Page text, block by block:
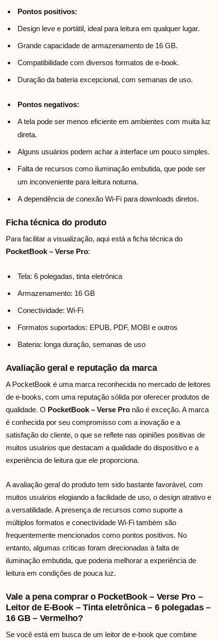
Pontos positivos:
Design leve e portátil, ideal para leitura em qualquer lugar.
Grande capacidade de armazenamento de 16 GB.
Compatibilidade com diversos formatos de e-book.
Duração da bateria excepcional, com semanas de uso.
Pontos negativos:
A tela pode ser menos eficiente em ambientes com muita luz
direta.
Alguns usuários podem achar a interface um pouco simples.
Falta de recursos como iluminação embutida, que pode ser
um inconveniente para leitura noturna.
A dependência de conexão Wi-Fi para downloads diretos.
Ficha técnica do produto
Para facilitar a visualização, aqui está a ficha técnica do
PocketBook – Verse Pro:
Tela: 6 polegadas, tinta eletrônica
Armazenamento: 16 GB
Conectividade: Wi-Fi
Formatos suportados: EPUB, PDF, MOBI e outros
Bateria: longa duração, semanas de uso
Avaliação geral e reputação da marca
A PocketBook é uma marca reconhecida no mercado de leitores
de e-books, com uma reputação sólida por oferecer produtos de
qualidade. O PocketBook – Verse Pro não é exceção. A marca
é conhecida por seu compromisso com a inovação e a
satisfação do cliente, o que se reflete nas opiniões positivas de
muitos usuários que destacam a qualidade do dispositivo e a
experiência de leitura que ele proporciona.
A avaliação geral do produto tem sido bastante favorável, com
muitos usuários elogiando a facilidade de uso, o design atrativo e
a versatilidade. A presença de recursos como suporte a
múltiplos formatos e conectividade Wi-Fi também são
frequentemente mencionados como pontos positivos. No
entanto, algumas críticas foram direcionadas à falta de
iluminação embutida, que poderia melhorar a experiência de
leitura em condições de pouca luz.
Vale a pena comprar o PocketBook – Verse Pro –
Leitor de E-Book – Tinta eletrônica – 6 polegadas –
16 GB – Vermelho?
Se você está em busca de um leitor de e-book que combine